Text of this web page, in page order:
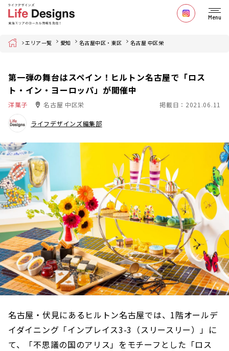
Menu
Home エリア一覧 愛知 名古屋中区・東区 名古屋 中区栄
第一弾の舞台はスペイン！ヒルトン名古屋で「ロス
ト・イン・ヨーロッパ」が開催中
洋菓子 名古屋 中区栄 掲載日：2021.06.11
ライフデザインズ編集部
名古屋・伏見にあるヒルトン名古屋では、1階オールデ
イダイニング「インプレイス3-3（スリースリー）」に
て、「不思議の国のアリス」をモチーフとした「ロス